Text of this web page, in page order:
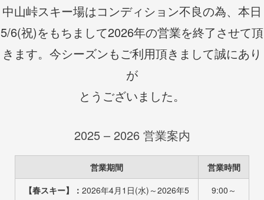
中山峠スキー場はコンディション不良の為、本日
5/6(祝)をもちまして2026年の営業を終了させて頂
きます。今シーズンもご利用頂きまして誠にあり
が
とうございました。
2025 – 2026 営業案内
営業期間
営業時間
【春スキー】： 2026年4月1日(水)～2026年5
9:00～